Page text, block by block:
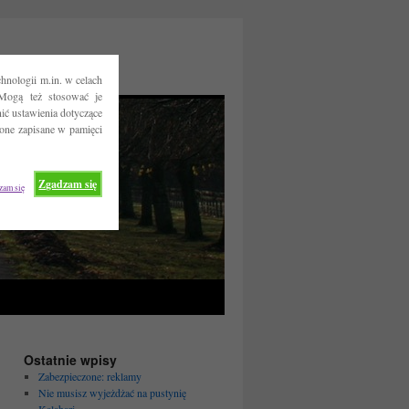
m.in. w celach
też stosować je
ustawienia dotyczące
zapisane w pamięci
Zgadzam się
się
Ostatnie wpisy
Zabezpieczone: reklamy
Nie musisz wyjeżdżać na pustynię